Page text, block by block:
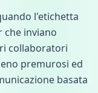
l'etichetta
che inviano
collaboratori
premurosi ed
basata